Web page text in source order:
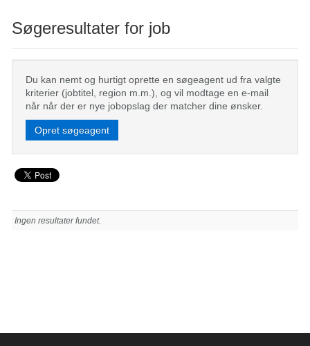
Søgeresultater for job
Du kan nemt og hurtigt oprette en søgeagent ud fra valgte
kriterier (jobtitel, region m.m.), og vil modtage en e-mail
når når der er nye jobopslag der matcher dine ønsker.
Opret søgeagent
Ingen resultater fundet.